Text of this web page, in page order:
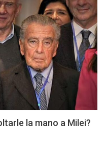
la mano a Milei?